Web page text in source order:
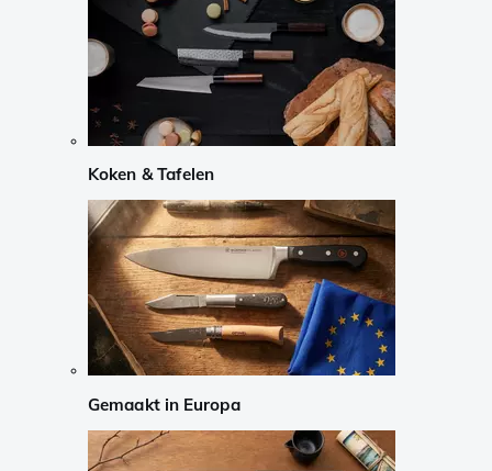
Koken & Tafelen
Gemaakt in Europa